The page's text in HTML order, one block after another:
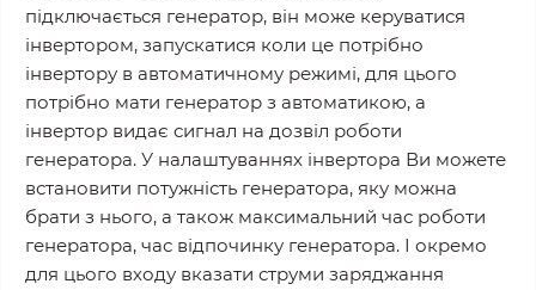
підключається генератор, він може керуватися
інвертором, запускатися коли це потрібно
інвертору в автоматичному режимі, для цього
потрібно мати генератор з автоматикою, а
інвертор видає сигнал на дозвіл роботи
генератора. У налаштуваннях інвертора Ви можете
встановити потужність генератора, яку можна
брати з нього, а також максимальний час роботи
генератора, час відпочинку генератора. І окремо
для цього входу вказати струми заряджання